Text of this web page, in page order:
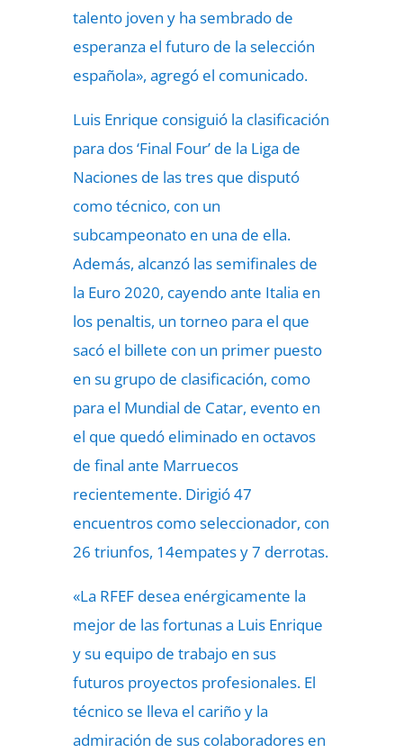
talento joven y ha sembrado de
esperanza el futuro de la selección
española», agregó el comunicado.
Luis Enrique consiguió la clasificación
para dos ‘Final Four’ de la Liga de
Naciones de las tres que disputó
como técnico, con un
subcampeonato en una de ella.
Además, alcanzó las semifinales de
la Euro 2020, cayendo ante Italia en
los penaltis, un torneo para el que
sacó el billete con un primer puesto
en su grupo de clasificación, como
para el Mundial de Catar, evento en
el que quedó eliminado en octavos
de final ante Marruecos
recientemente. Dirigió 47
encuentros como seleccionador, con
26 triunfos, 14empates y 7 derrotas.
«La RFEF desea enérgicamente la
mejor de las fortunas a Luis Enrique
y su equipo de trabajo en sus
futuros proyectos profesionales. El
técnico se lleva el cariño y la
admiración de sus colaboradores en